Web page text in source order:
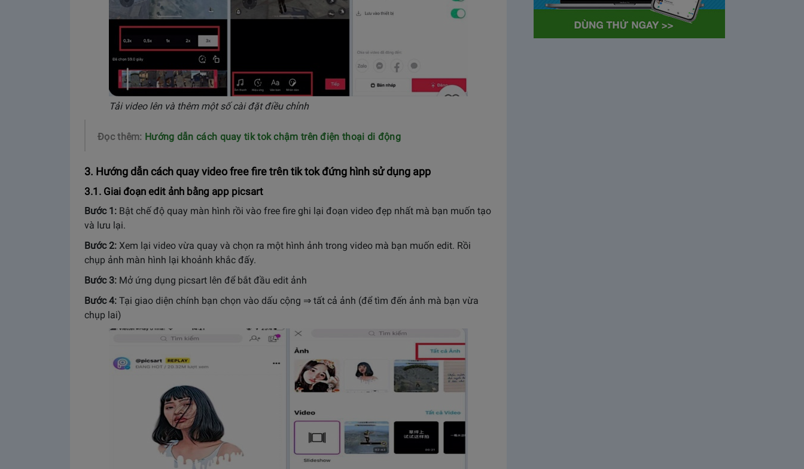
Tải video lên và thêm một số cài đặt điều chỉnh
Đọc thêm: Hướng dẫn cách quay tik tok chậm trên điện thoại di động
3. Hướng dẫn cách quay video free fire trên tik tok đứng hình sử dụng app
3.1. Giai đoạn edit ảnh bằng app picsart
Bước 1: Bật chế độ quay màn hình rồi vào free fire ghi lại đoạn video đẹp nhất mà bạn muốn tạo
và lưu lại.
Bước 2: Xem lại video vừa quay và chọn ra một hình ảnh trong video mà bạn muốn edit. Rồi
chụp ảnh màn hình lại khoảnh khắc đấy.
Bước 3: Mở ứng dụng picsart lên để bắt đầu edit ảnh
Bước 4: Tại giao diện chính bạn chọn vào dấu cộng ⇒ tất cả ảnh (để tìm đến ảnh mà bạn vừa
chụp lai)
năng khá…